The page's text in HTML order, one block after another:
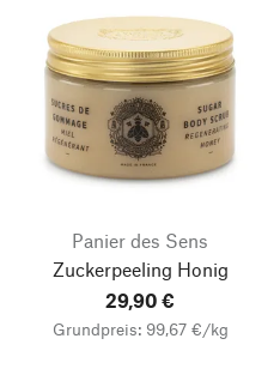
Panier des Sens
Zuckerpeeling Honig
29,90 €
Grundpreis: 99,67 €/kg